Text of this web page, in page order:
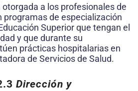
a los profesionales de
programas de especialización
Superior que tengan el
y que durante su
prácticas hospitalarias en
de Servicios de Salud.
Dirección y